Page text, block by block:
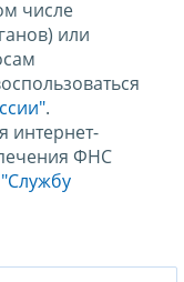
числе
или
.
интернет-
ФНС
"Службу